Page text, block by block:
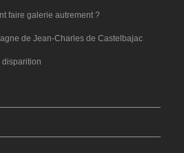
faire galerie autrement ?
de Jean-Charles de Castelbajac
disparition